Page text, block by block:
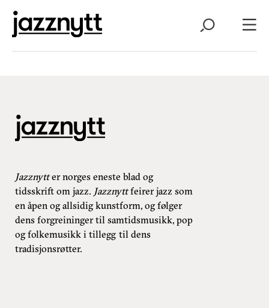
Jazznytter norges eneste blad og
tidsskrift om jazz. Jazznyttfeirer jazz som
en åpen og allsidig kunstform, og følger
dens forgreininger til samtidsmusikk, pop
og folkemusikk i tillegg til dens
tradisjonsrøtter.